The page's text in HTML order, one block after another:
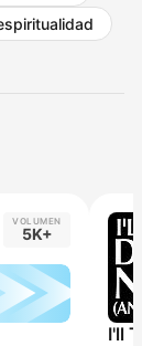
VOLUMEN
5K+
I'll